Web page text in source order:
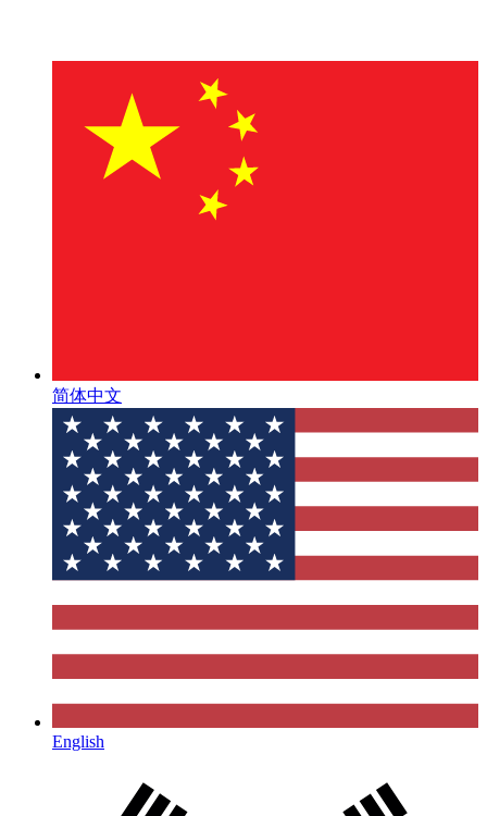
简体中文
English